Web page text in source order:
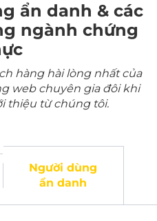
ẩn danh & các
ngành chứng
hàng hài lòng nhất của
web chuyên gia đôi khi
thiệu từ chúng tôi.
Người dùng
ẩn danh